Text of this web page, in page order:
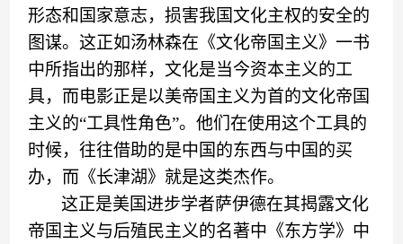
形态和国家意志，损害我国文化主权的安全的
图谋。这正如汤林森在 《文化帝国主义》一书
中所指出的那样，文化是当今资本主义的工
具，而电影正是以美帝国主义为首的文化帝国
主义的“工具性角色”。他们在使用这个工具的
时候，往往借助的是中国的东西与中国的买
办，而 《长津湖》 就是这类杰作。
这正是美国进步学者萨伊德在其揭露文化
帝国主义与后殖民主义的名著中《东方学》中